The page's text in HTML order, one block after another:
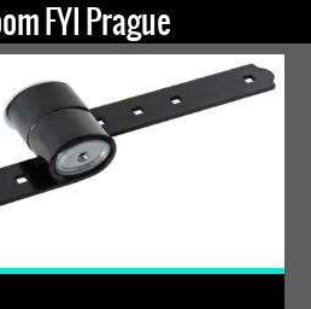
FYI Prague